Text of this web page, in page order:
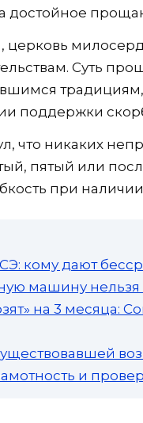
достойное
церковь
Суть
поддержки
что никаких
пятый или
при
кому дают
машину нельзя
на 3 месяца:
и